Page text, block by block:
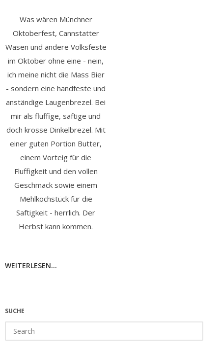
Was wären Münchner
Oktoberfest, Cannstatter
Wasen und andere Volksfeste
im Oktober ohne eine - nein,
ich meine nicht die Mass Bier
- sondern eine handfeste und
anständige Laugenbrezel. Bei
mir als fluffige, saftige und
doch krosse Dinkelbrezel. Mit
einer guten Portion Butter,
einem Vorteig für die
Fluffigkeit und den vollen
Geschmack sowie einem
Mehlkochstück für die
Saftigkeit - herrlich. Der
Herbst kann kommen.
WEITERLESEN...
SUCHE
for: